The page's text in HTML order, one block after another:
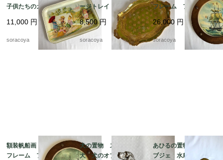
子供たちのガーデニン
グ 植え込み お庭ジ
ョーロ花籠 19kwm75
11,000 円
soracoya
ージトレイ イタリア
ン工芸 取っ手付き
ゴールドグリーン 19ot
m5
8,500円
soracoya
フレーム フランス
マリン 晴天 航海 19
otm18-2
26,000 円
soracoya
額装帆船画 木製丸型
フレーム フランス
犬の置物 スパニエル
犬 犬のオブジェ 猟
あひるの置物 真鍮オ
ブジェ 水鳥 小物入